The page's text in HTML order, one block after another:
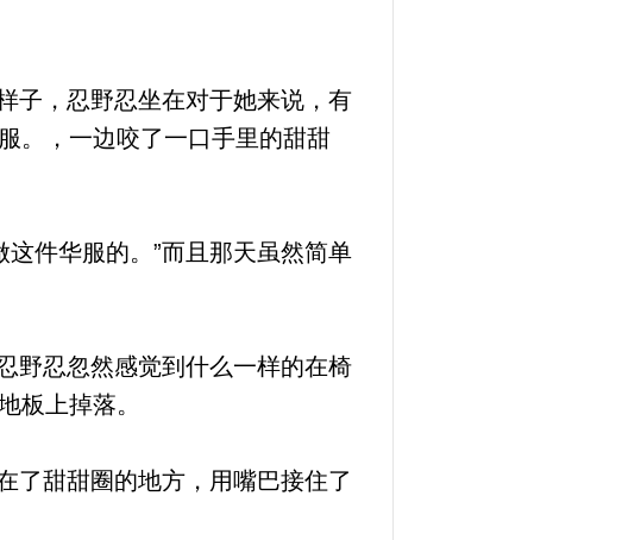
子，忍野忍坐在对于她来说，有
。，一边咬了一口手里的甜甜
件华服的。”而且那天虽然简单
野忍忽然感觉到什么一样的在椅
板上掉落。
了甜甜圈的地方，用嘴巴接住了